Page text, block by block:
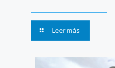
Leer más